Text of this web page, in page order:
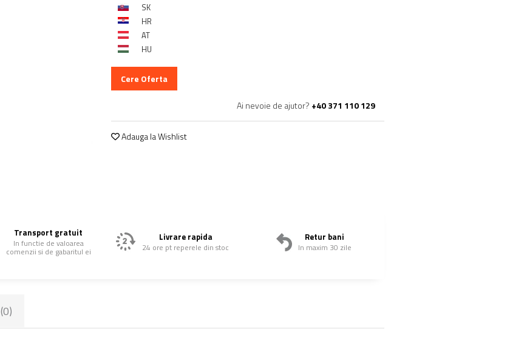
SK
HR
AT
HU
Cere Oferta
Ai nevoie de ajutor? +40 371 110 129
Adauga la Wishlist
Transport gratuit
In functie de valoarea
comenzii si de gabaritul ei
Livrare rapida
24 ore pt reperele din stoc
Retur bani
In maxim 30 zile
(0)